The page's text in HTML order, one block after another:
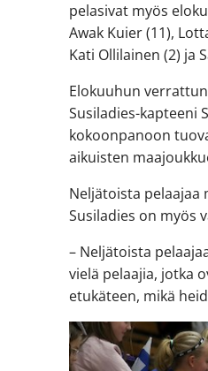
pelasivat myös
Awak Kuier (11),
Kati Ollilainen (2) ja
Elokuuhun
Susiladies-kapteeni
kokoonpanoon
aikuisten
Neljätoista pelaajaa
Susiladies on myös
– Neljätoista
vielä pelaajia, jotka
etukäteen, mikä